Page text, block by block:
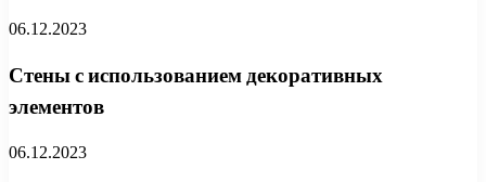
06.12.2023
Стены с использованием декоративных
элементов
06.12.2023